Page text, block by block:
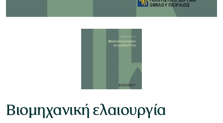
Βιομηχανική ελαιουργία